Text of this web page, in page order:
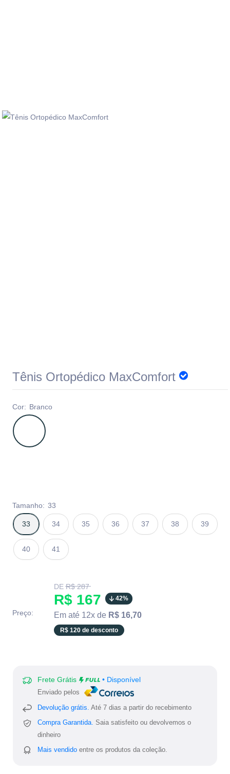
Tênis Ortopédico MaxComfort
Cor: Branco
Tamanho: 33
33 34 35 36 37 38 39
40 41
Preço:
DETranslation
missing:
pt-
BR.product.general.regular_price
R$ 287
Translation
missing:
pt-
R$ 167 42%
Em até 12x de R$ 16,70
R$ 120 de desconto
Frete Grátis • Disponível
Enviado pelos
Devolução grátis. Até 7 dias a partir do recebimento
Compra Garantida. Saia satisfeito ou devolvemos o
dinheiro
Mais vendido entre os produtos da coleção.